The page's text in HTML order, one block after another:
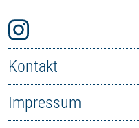
Kontakt
Impressum